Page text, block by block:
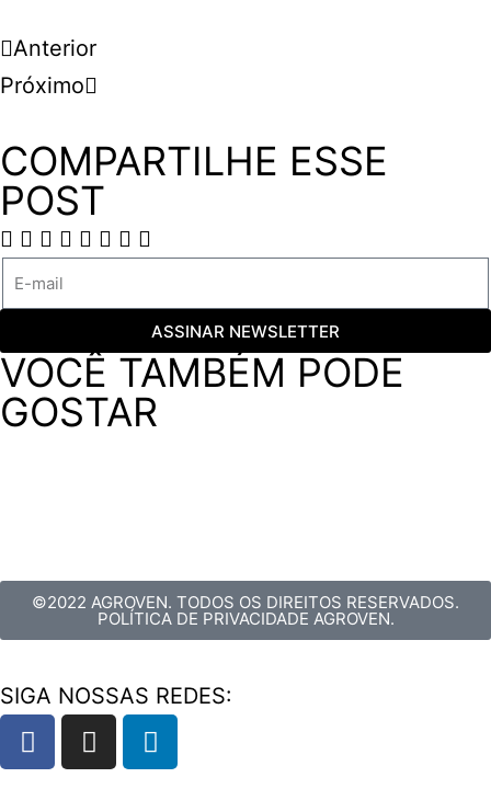
Anterior
Próximo
COMPARTILHE ESSE
POST
ASSINAR NEWSLETTER
VOCÊ TAMBÉM PODE
GOSTAR
©2022 AGROVEN. TODOS OS DIREITOS RESERVADOS.
POLÍTICA DE PRIVACIDADE AGROVEN.
SIGA NOSSAS REDES: